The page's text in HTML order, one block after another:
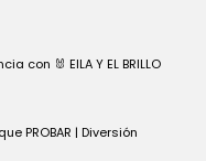
con 🐰 EILA Y EL BRILLO
PROBAR | Diversión